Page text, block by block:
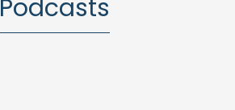
Podcasts